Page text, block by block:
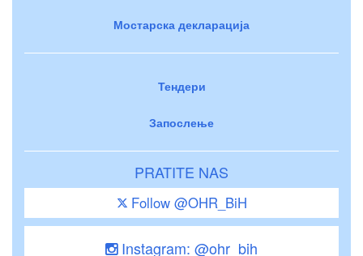
Мостарска декларација
Тендери
Запослење
PRATITE NAS
Follow @OHR_BiH
Instagram: @ohr_bih